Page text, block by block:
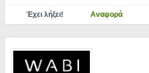
Έχει λήξει! Αναφορά